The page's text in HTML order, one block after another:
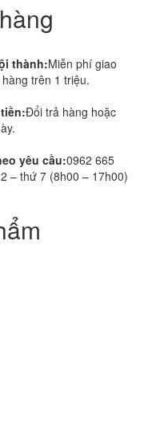
thành:Miễn phí giao
trên 1 triệu.
Đổi trả hàng hoặc
yêu cầu:0962 665
– thứ 7 (8h00 – 17h00)